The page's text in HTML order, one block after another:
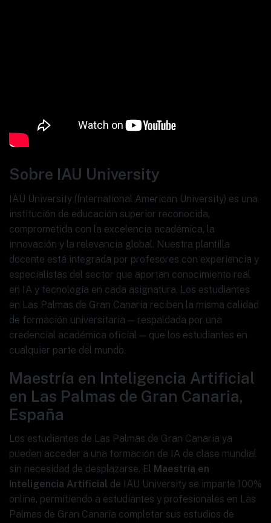
Sobre IAU University
IAU University (International American University) es una
institución de educación superior reconocida,
comprometida con la excelencia académica, la
innovación y la relevancia global. Nuestra plantilla
docente está integrada por profesores con experiencia y
especialistas del sector que aportan conocimiento real
en IA y tecnología en cada asignatura. Los estudiantes
en Las Palmas de Gran Canaria reciben la misma calidad
de formación universitaria — respaldada por una
credencial académica oficial — que los estudiantes en
cualquier parte del mundo.
Maestría en Inteligencia Artificial
en Las Palmas de Gran Canaria,
España
Los estudiantes de Las Palmas de Gran Canaria ya
pueden acceder a una formación de IA de clase mundial
sin necesidad de desplazarse. El Maestría en
Inteligencia Artificial de IAU University se imparte 100%
online, permitiendo a estudiantes y profesionales en Las
Palmas de Gran Canaria completar sus estudios de